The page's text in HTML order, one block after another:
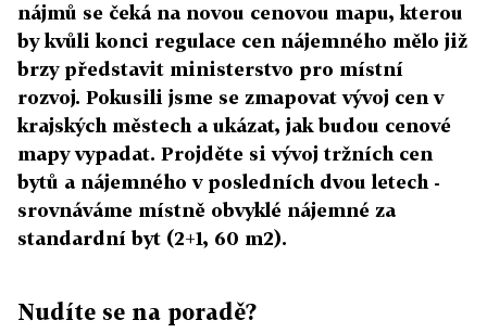
nájmů se čeká na novou cenovou mapu, kterou
by kvůli konci regulace cen nájemného mělo již
brzy představit ministerstvo pro místní
rozvoj. Pokusili jsme se zmapovat vývoj cen v
krajských městech a ukázat, jak budou cenové
mapy vypadat. Projděte si vývoj tržních cen
bytů a nájemného v posledních dvou letech -
srovnáváme místně obvyklé nájemné za
standardní byt (2+1, 60 m2).
Nudíte se na poradě?